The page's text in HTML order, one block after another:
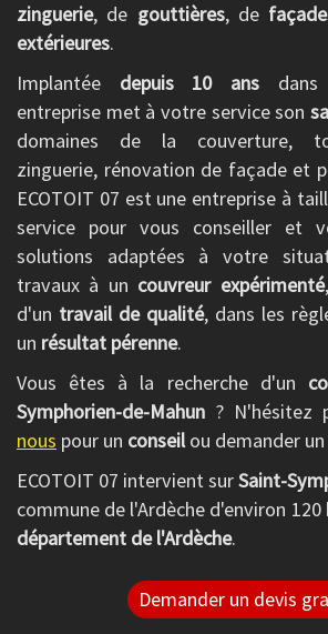
zinguerie, de gouttières, de
extérieures.
Implantée depuis 10 ans dans
entreprise met à votre service son
domaines de la couverture,
zinguerie, rénovation de façade et
ECOTOIT 07 est une entreprise à
service pour vous conseiller et
solutions adaptées à votre
travaux à un couvreur expérimenté
d'un travail de qualité, dans les
un résultat pérenne.
Vous êtes à la recherche d'un
Symphorien-de-Mahun ? N'hésitez
nous pour un conseilou demander un
ECOTOIT 07 intervient surSaint-
commune de l'Ardèche d'environ
département de l'Ardèche.
Demander un devis